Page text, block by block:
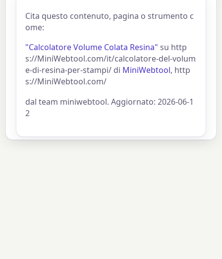
Cita questo contenuto, pagina o strumento c
ome:
"Calcolatore Volume Colata Resina" su http
s://MiniWebtool.com/it/calcolatore-del-volum
e-di-resina-per-stampi/ di MiniWebtool, http
s://MiniWebtool.com/
dal team miniwebtool. Aggiornato: 2026-06-1
2